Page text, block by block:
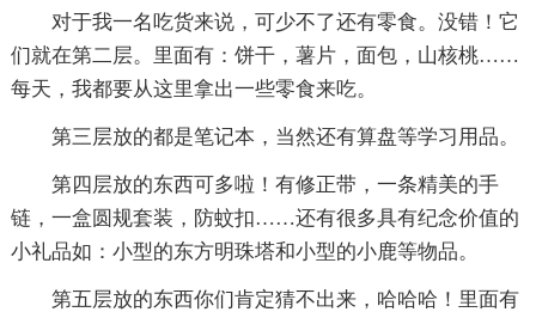
对于我一名吃货来说，可少不了还有零食。没错！它
们就在第二层。里面有：饼干，薯片，面包，山核桃……
每天，我都要从这里拿出一些零食来吃。
第三层放的都是笔记本，当然还有算盘等学习用品。
第四层放的东西可多啦！有修正带，一条精美的手
链，一盒圆规套装，防蚊扣……还有很多具有纪念价值的
小礼品如：小型的东方明珠塔和小型的小鹿等物品。
第五层放的东西你们肯定猜不出来，哈哈哈！里面有